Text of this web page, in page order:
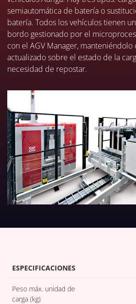
semiautomática de batería o
batería. Todos los vehículos tienen
bordo gestionado por el
con el AGV Manager,
actualizado sobre el estado de la
necesidad de repostar.
ESPECIFICACIONES
Peso máx. unidad de
carga (kg)